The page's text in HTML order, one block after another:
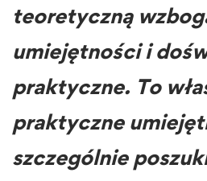
teoretyczną
umiejętności i
praktyczne. To
praktyczne
szczególnie